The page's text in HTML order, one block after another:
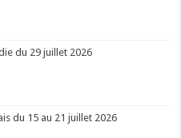
du 29 juillet 2026
du 15 au 21 juillet 2026